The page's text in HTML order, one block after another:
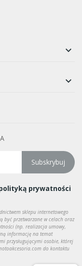


Subskrybuj
prywatności
sklepu internetowego
być przetwarzane w celach oraz
(np. realizacja umowy,
informację na temat
przysługującymi osobie, której
do kontaktu